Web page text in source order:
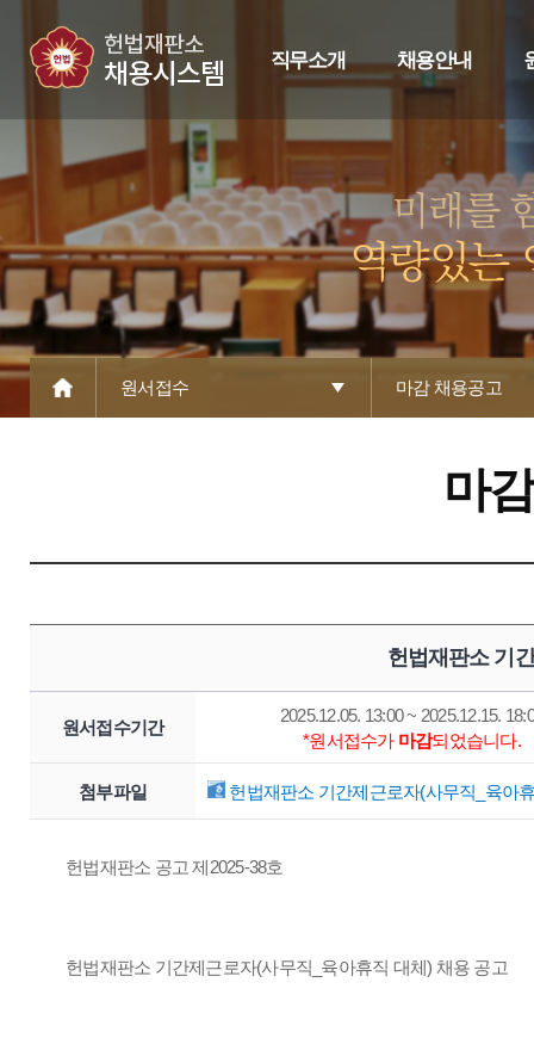
직무소개 채용안내
원서접수 마감 채용공고
마
헌법재판소 기
원서접수기간
2025.12.05. 13:00 ~ 2025.12.15.
*원서접수가 마감되었습니다.
첨부파일 헌법재판소 기간제근로자(사무직_육아
헌법재판소 공고 제2025-38호
헌법재판소 기간제근로자(사무직_육아휴직 대체) 채용 공고